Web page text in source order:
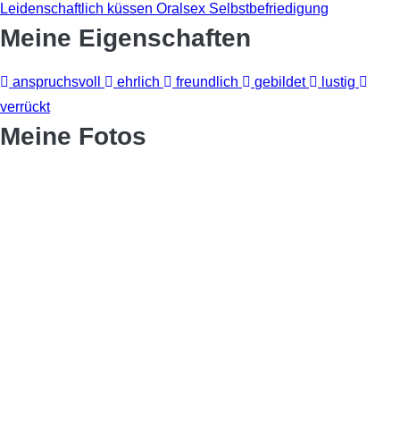
Leidenschaftlich küssen Oralsex Selbstbefriedigung
Meine Eigenschaften
anspruchsvoll ehrlich freundlich gebildet
lustig
verrückt
Meine Fotos